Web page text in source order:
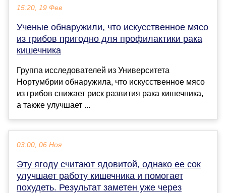
15:20, 19 Фев
Ученые обнаружили, что искусственное мясо
из грибов пригодно для профилактики рака
кишечника
Группа исследователей из Университета
Нортумбрии обнаружила, что искусственное мясо
из грибов снижает риск развития рака кишечника,
а также улучшает ...
03:00, 06 Ноя
Эту ягоду считают ядовитой, однако ее сок
улучшает работу кишечника и помогает
похудеть. Результат заметен уже через